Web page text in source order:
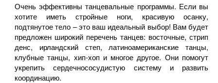
Очень эффективны танцевальные программы. Если вы
хотите иметь стройные ноги, красивую осанку,
подтянутое тело – это ваш идеальный выбор! Вам будет
предложен широкий перечень танцев: восточные, стрип
денс, ирландский степ, латиноамериканские танцы,
клубные танцы, хип-хоп и многое другое. Они помогут
укрепить сердечнососудистую систему и развить
координацию.